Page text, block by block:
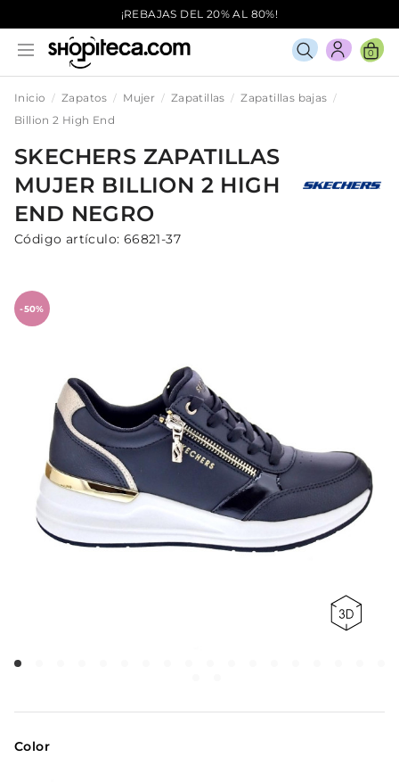
¡REBAJAS DEL 20% AL 80%!
0
Inicio Zapatos Mujer Zapatillas
Zapatillas bajas
Billion 2 High End
SKECHERS ZAPATILLAS
MUJER BILLION 2 HIGH
END NEGRO
Código artículo: 66821-37
-50%
Color